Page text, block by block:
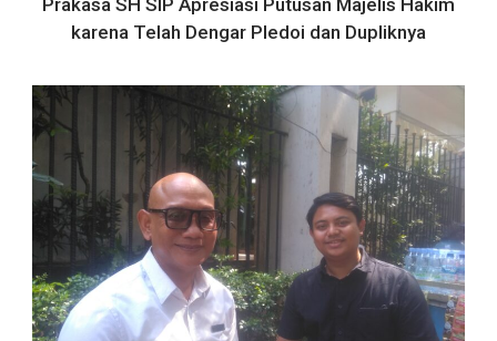
karena Telah Dengar Pledoi dan Dupliknya